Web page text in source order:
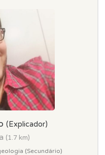
(Explicador)
(1.7 km)
(Secundário)